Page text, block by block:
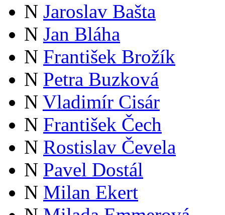
N Jaroslav Bašta
N Jan Bláha
N František Brožík
N Petra Buzková
N Vladimír Cisár
N František Čech
N Rostislav Čevela
N Pavel Dostál
N Milan Ekert